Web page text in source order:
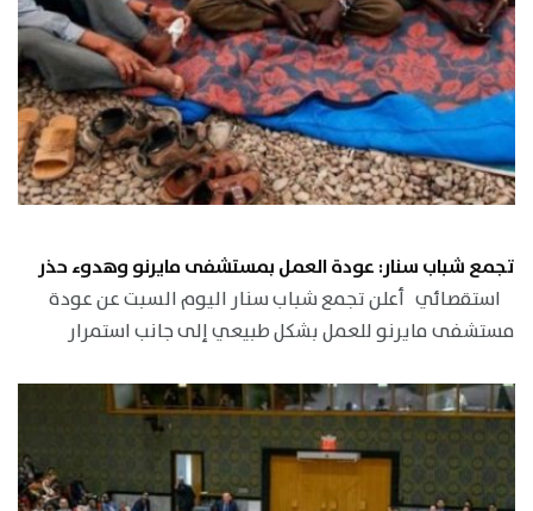
تجمع شباب سنار: عودة العمل بمستشفى مايرنو وهدوء حذر
استقصائي أعلن تجمع شباب سنار اليوم السبت عن عودة
مستشفى مايرنو للعمل بشكل طبيعي إلى جانب استمرار